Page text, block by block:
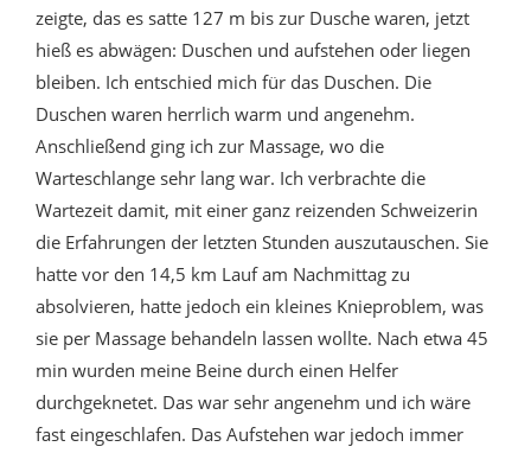
zeigte, das es satte 127 m bis zur Dusche waren, jetzt
hieß es abwägen: Duschen und aufstehen oder liegen
bleiben. Ich entschied mich für das Duschen. Die
Duschen waren herrlich warm und angenehm.
Anschließend ging ich zur Massage, wo die
Warteschlange sehr lang war. Ich verbrachte die
Wartezeit damit, mit einer ganz reizenden Schweizerin
die Erfahrungen der letzten Stunden auszutauschen. Sie
hatte vor den 14,5 km Lauf am Nachmittag zu
absolvieren, hatte jedoch ein kleines Knieproblem, was
sie per Massage behandeln lassen wollte. Nach etwa 45
min wurden meine Beine durch einen Helfer
durchgeknetet. Das war sehr angenehm und ich wäre
fast eingeschlafen. Das Aufstehen war jedoch immer